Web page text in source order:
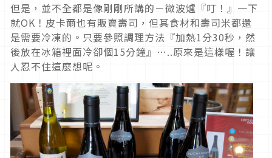
但是，並不全都是像剛剛所講的－微波爐『叮！』一下
就OK！皮卡爾也有販賣壽司，但其食材和壽司米都還
是需要冷凍的。只要參照調理方法『加熱1分30秒，然
後放在冰箱裡面冷卻個15分鐘』…..原來是這樣喔！讓
人忍不住這麼想呢。